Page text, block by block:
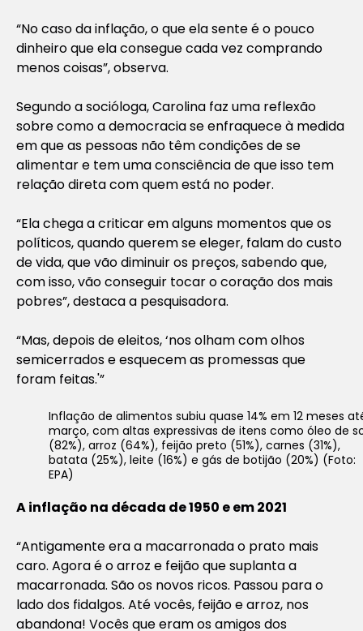
“No caso da inflação, o que ela sente é o pouco
dinheiro que ela consegue cada vez comprando
menos coisas”, observa.
Segundo a socióloga, Carolina faz uma reflexão
sobre como a democracia se enfraquece à medida
em que as pessoas não têm condições de se
alimentar e tem uma consciência de que isso tem
relação direta com quem está no poder.
“Ela chega a criticar em alguns momentos que os
políticos, quando querem se eleger, falam do custo
de vida, que vão diminuir os preços, sabendo que,
com isso, vão conseguir tocar o coração dos mais
pobres”, destaca a pesquisadora.
“Mas, depois de eleitos, ‘nos olham com olhos
semicerrados e esquecem as promessas que
foram feitas.'”
Inflação de alimentos subiu quase 14% em 12 meses
março, com altas expressivas de itens como óleo de
(82%), arroz (64%), feijão preto (51%), carnes (31%),
batata (25%), leite (16%) e gás de botijão (20%) (Foto:
EPA)
A inflação na década de 1950 e em 2021
“Antigamente era a macarronada o prato mais
caro. Agora é o arroz e feijão que suplanta a
macarronada. São os novos ricos. Passou para o
lado dos fidalgos. Até vocês, feijão e arroz, nos
abandona! Vocês que eram os amigos dos